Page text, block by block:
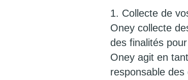
1. Collecte de
Oney collecte
des finalités
Oney agit en
responsable des